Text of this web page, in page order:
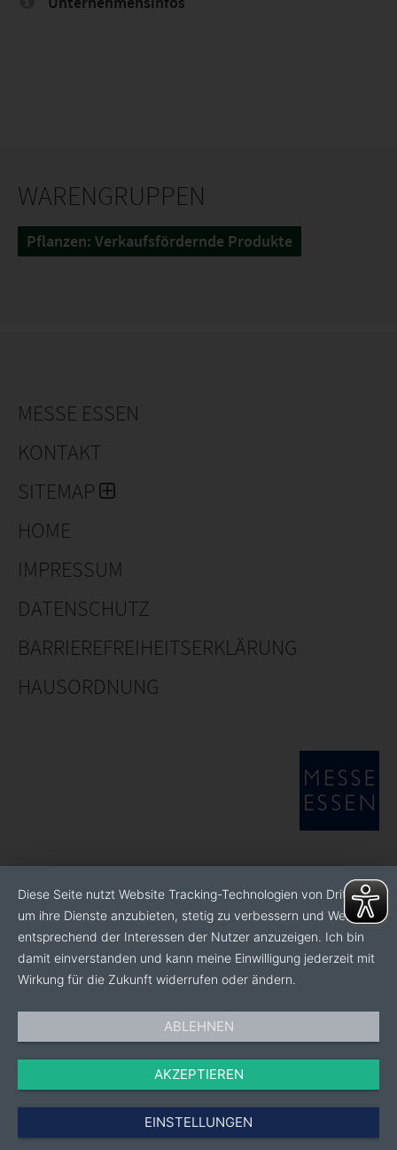
WARENGRUPPEN
Pflanzen: Verkaufsfördernde Produkte
MESSE ESSEN
KONTAKT
SITEMAP
HOME
IMPRESSUM
DATENSCHUTZ
BARRIEREFREIHEITSERKLÄRUNG
HAUSORDNUNG
Diese Seite nutzt Website Tracking-Technologien von Dritten,
um ihre Dienste anzubieten, stetig zu verbessern und Werbung
entsprechend der Interessen der Nutzer anzuzeigen. Ich bin
damit einverstanden und kann meine Einwilligung jederzeit mit
Wirkung für die Zukunft widerrufen oder ändern.
ABLEHNEN
AKZEPTIEREN
EINSTELLUNGEN